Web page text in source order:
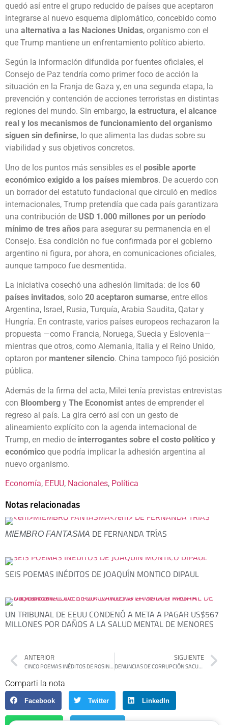
quedó así entre el grupo reducido de países que aceptaron
integrarse al nuevo esquema diplomático, concebido como
una alternativa a las Naciones Unidas, organismo con el
que Trump mantiene un enfrentamiento político abierto.
Según la información difundida por fuentes oficiales, el
Consejo de Paz tendría como primer foco de acción la
situación en la Franja de Gaza y, en una segunda etapa, la
prevención y contención de acciones terroristas en distintas
regiones del mundo. Sin embargo, la estructura, el alcance
real y los mecanismos de funcionamiento del organismo
siguen sin definirse, lo que alimenta las dudas sobre su
viabilidad y sus objetivos concretos.
Uno de los puntos más sensibles es el posible aporte
económico exigido a los países miembros. De acuerdo con
un borrador del estatuto fundacional que circuló en medios
internacionales, Trump pretendía que cada país garantizara
una contribución de USD 1.000 millones por un período
mínimo de tres años para asegurar su permanencia en el
Consejo. Esa condición no fue confirmada por el gobierno
argentino ni figura, por ahora, en comunicaciones oficiales,
aunque tampoco fue desmentida.
La iniciativa cosechó una adhesión limitada: de los 60
países invitados, solo 20 aceptaron sumarse, entre ellos
Argentina, Israel, Rusia, Turquía, Arabia Saudita, Qatar y
Hungría. En contraste, varios países europeos rechazaron la
propuesta —como Francia, Noruega, Suecia y Eslovenia—
mientras que otros, como Alemania, Italia y el Reino Unido,
optaron por mantener silencio. China tampoco fijó posición
pública.
Además de la firma del acta, Milei tenía previstas entrevistas
con Bloomberg y The Economist antes de emprender el
regreso al país. La gira cerró así con un gesto de
alineamiento explícito con la agenda internacional de
Trump, en medio de interrogantes sobre el costo político y
económico que podría implicar la adhesión argentina al
nuevo organismo.
Economía, EEUU, Nacionales, Política
Notas relacionadas
MIEMBRO FANTASMA DE FERNANDA TRÍAS
SEIS POEMAS INÉDITOS DE JOAQUÍN MONTICO DIPAUL
UN TRIBUNAL DE EEUU CONDENÓ A META A PAGAR US$567
MILLONES POR DAÑOS A LA SALUD MENTAL DE MENORES
ANTERIOR
CINCO POEMAS INÉDITOS DE ROSINA LOZECO
SIGUIENTE
DENUNCIAS DE CORRUPCIÓN SACUDEN A NUCLEOELÉCTRICA Y COMPLICAN A UN ASESOR CLAVE DE MILEI
Comparti la nota
Facebook Twitter LinkedIn